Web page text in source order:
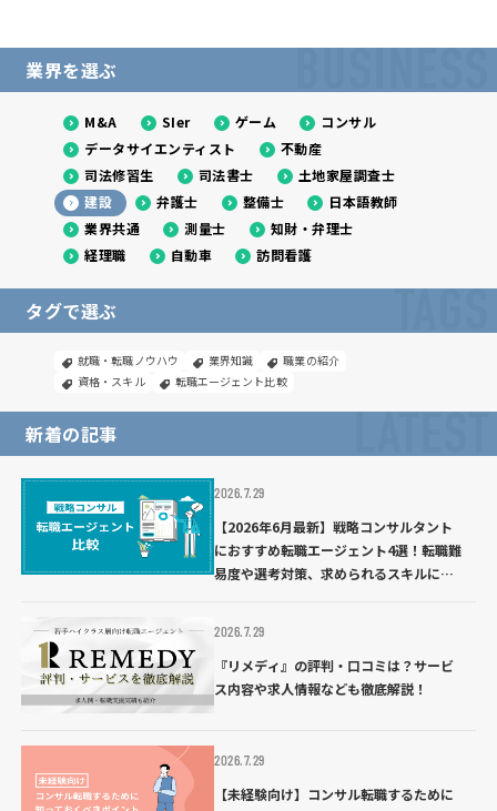
業界を選ぶ BUSINESS
M&A SIer ゲーム
コンサル
データサイエンティスト
不動産
司法修習生
司法書士
土地家屋調査士
建設
弁護士 整備士
日本語教師
業界共通
測量士
知財・弁理士
経理職
自動車 訪問看護
タグで選ぶ TAGS
就職・転職ノウハウ 業界知識
職業の紹介
資格・スキル
転職エージェント比較
新着の記事 LATEST
2026.7.29
【2026年6月最新】戦略コンサルタント
におすすめ転職エージェント4選！転職難
易度や選考対策、求められるスキルにつ
2026.7.29
『リメディ』の評判・口コミは？サービ
ス内容や求人情報なども徹底解説！
2026.7.29
【未経験向け】コンサル転職するために